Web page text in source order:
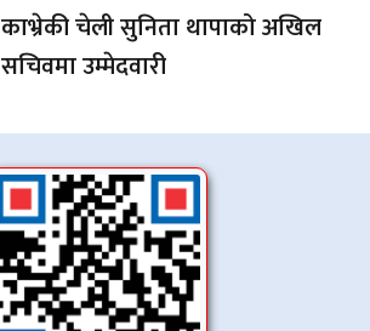
काभ्रेकी चेली सुनिता थापाको अखिल
सचिवमा उम्मेदवारी